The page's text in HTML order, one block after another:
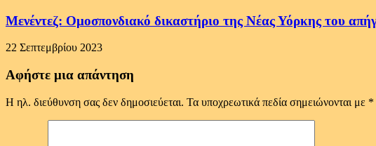
Μενέντεζ: Ομοσπονδιακό δικαστήριο της Νέας Υόρκης του
22 Σεπτεμβρίου 2023
Αφήστε μια απάντηση
Η ηλ. διεύθυνση σας δεν δημοσιεύεται. Τα υποχρεωτικά πεδία σημειώνονται με *